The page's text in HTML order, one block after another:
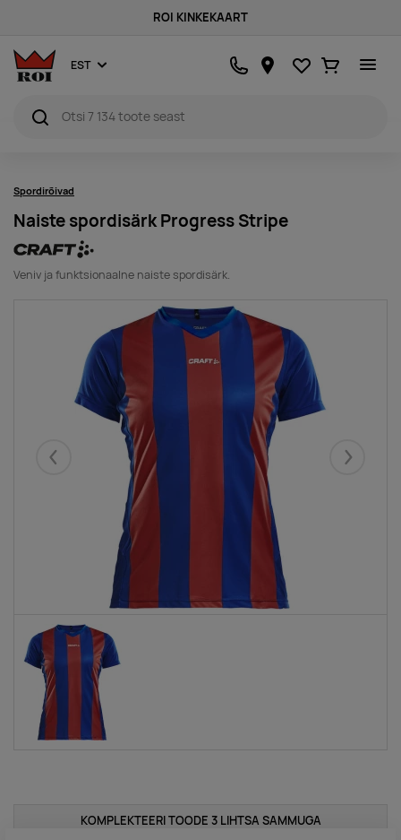
ROI KINKEKAART
EST Lemmikud
Ostukorv
Spordirõivad
Naiste spordisärk Progress Stripe
Veniv ja funktsionaalne naiste spordisärk.
Eelmised
KOMPLEKTEERI TOODE 3 LIHTSA SAMMUGA